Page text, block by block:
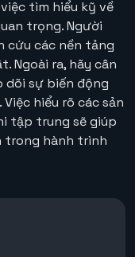
tìm hiểu kỹ về
trọng. Người
cứu các nền tảng
Ngoài ra, hãy cân
dõi sự biến động
hiểu rõ các sản
tập trung sẽ giúp
trong hành trình